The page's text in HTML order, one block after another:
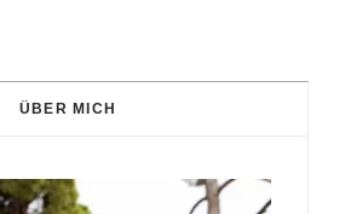
ÜBER MICH